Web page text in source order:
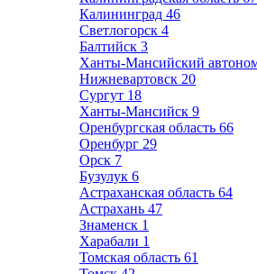
Калининград 46
Светлогорск 4
Балтийск 3
Ханты-Мансийский
Нижневартовск 20
Сургут 18
Ханты-Мансийск 9
Оренбургская область 66
Оренбург 29
Орск 7
Бузулук 6
Астраханская область 64
Астрахань 47
Знаменск 1
Харабали 1
Томская область 61